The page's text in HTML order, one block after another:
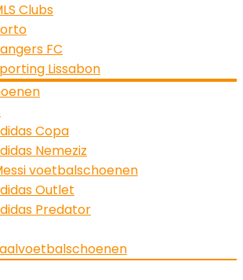
Clubs
FC
Lissabon
Copa
Nemeziz
voetbalschoenen
Outlet
Predator